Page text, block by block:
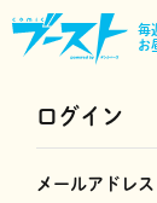
毎
お
ログイン
メールアドレス